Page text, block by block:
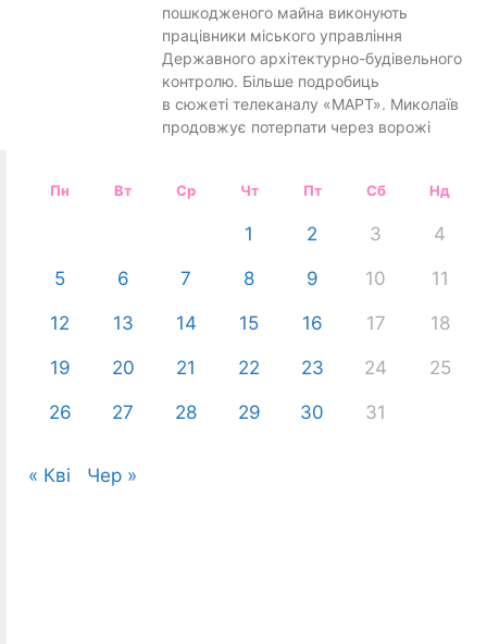
пошкодженого майна виконують
працівники міського управління
Державного архітектурно-будівельного
контролю. Більше подробиць
в сюжеті телеканалу «МАРТ». Миколаїв
продовжує потерпати через ворожі
Пн Вт Ср Чт Пт Сб Нд
1 2 3 4
5 6 7 8 9 10 11
12 13 14 15 16 17 18
19 20 21 22 23 24 25
26 27 28 29 30 31
« Кві Чер »